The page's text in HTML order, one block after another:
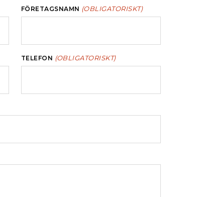
FÖRETAGSNAMN (OBLIGATORISKT)
TELEFON (OBLIGATORISKT)